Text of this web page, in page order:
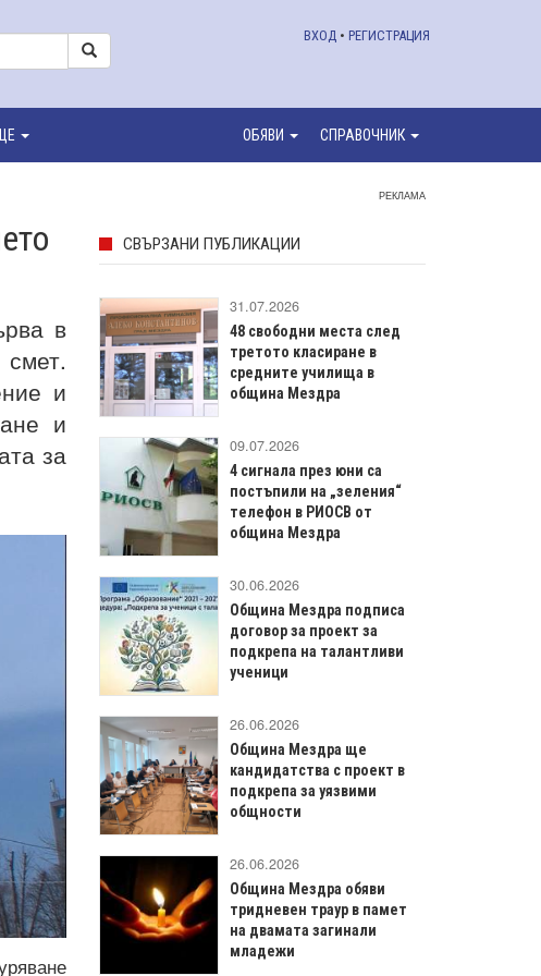
ВХОД • РЕГИСТРАЦИЯ
ОБЯВИ СПРАВОЧНИК
в
и
и
за
РЕКЛАМА
СВЪРЗАНИ ПУБЛИКАЦИИ
31.07.2026
48 свободни места след
третото класиране в
средните училища в
община Мездра
09.07.2026
4 сигнала през юни са
постъпили на „зеления“
телефон в РИОСВ от
община Мездра
30.06.2026
Община Мездра подписа
договор за проект за
подкрепа на талантливи
ученици
26.06.2026
Община Мездра ще
кандидатства с проект в
подкрепа за уязвими
общности
26.06.2026
Община Мездра обяви
тридневен траур в памет
на двамата загинали
младежи